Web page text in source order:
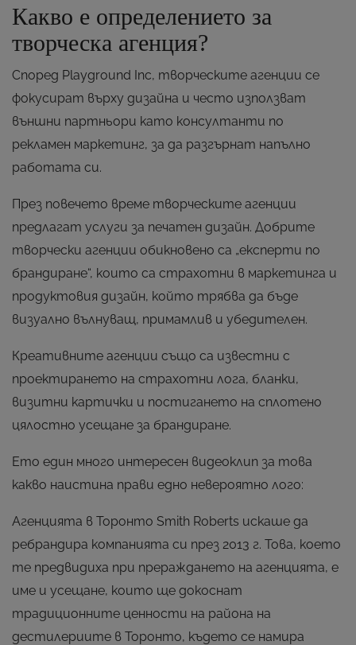
Какво е определението за
творческа агенция?
Според Playground Inc, творческите агенции се
фокусират върху дизайна и често използват
външни партньори като консултанти по
рекламен маркетинг, за да разгърнат напълно
работата си.
През повечето време творческите агенции
предлагат услуги за печатен дизайн. Добрите
творчески агенции обикновено са „експерти по
брандиране“, които са страхотни в маркетинга и
продуктовия дизайн, който трябва да бъде
визуално вълнуващ, примамлив и убедителен.
Креативните агенции също са известни с
проектирането на страхотни лога, бланки,
визитни картички и постигането на сплотено
цялостно усещане за брандиране.
Ето един много интересен видеоклип за това
какво наистина прави едно невероятно лого:
Агенцията в Торонто Smith Roberts искаше да
ребрандира компанията си през 2013 г. Това, което
те предвидиха при прераждането на агенцията, е
име и усещане, които ще докоснат
традиционните ценности на района на
дестилериите в Торонто, където се намира